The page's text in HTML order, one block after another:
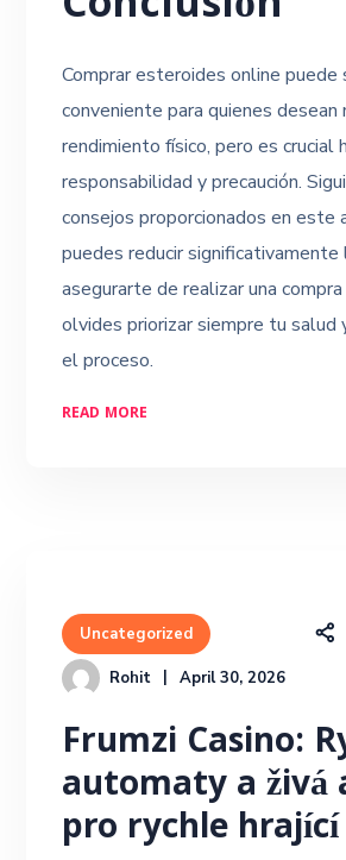
Comprar esteroides online puede
conveniente para quienes desean
rendimiento físico, pero es crucial
responsabilidad y precaución.
consejos proporcionados en este
puedes reducir
asegurarte de realizar una
olvides priorizar siempre tu salud
el proceso.
READ MORE
Uncategorized
Rohit April 30, 2026
Frumzi Casino:
automaty a živá
pro rychle